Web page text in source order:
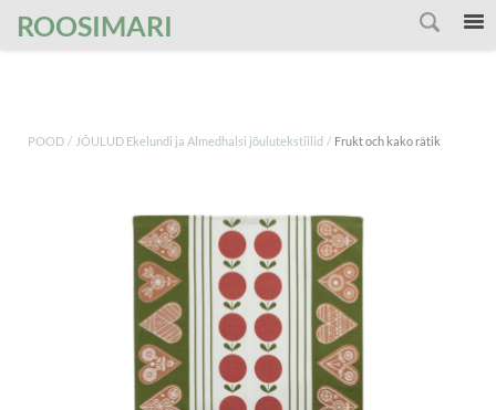
ROOSIMARI
POOD / JÕULUD Ekelundi ja Almedhalsi jõulutekstiilid / Frukt och kako rätik